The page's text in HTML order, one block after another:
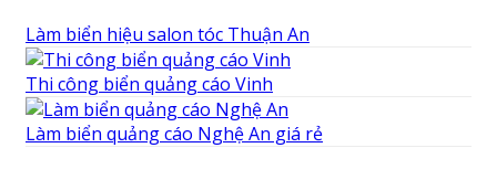
Làm biển hiệu salon tóc Thuận An
Thi công biển quảng cáo Vinh
Làm biển quảng cáo Nghệ An giá rẻ